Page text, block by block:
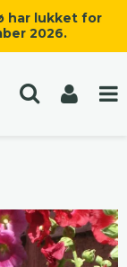
har lukket for
2026.